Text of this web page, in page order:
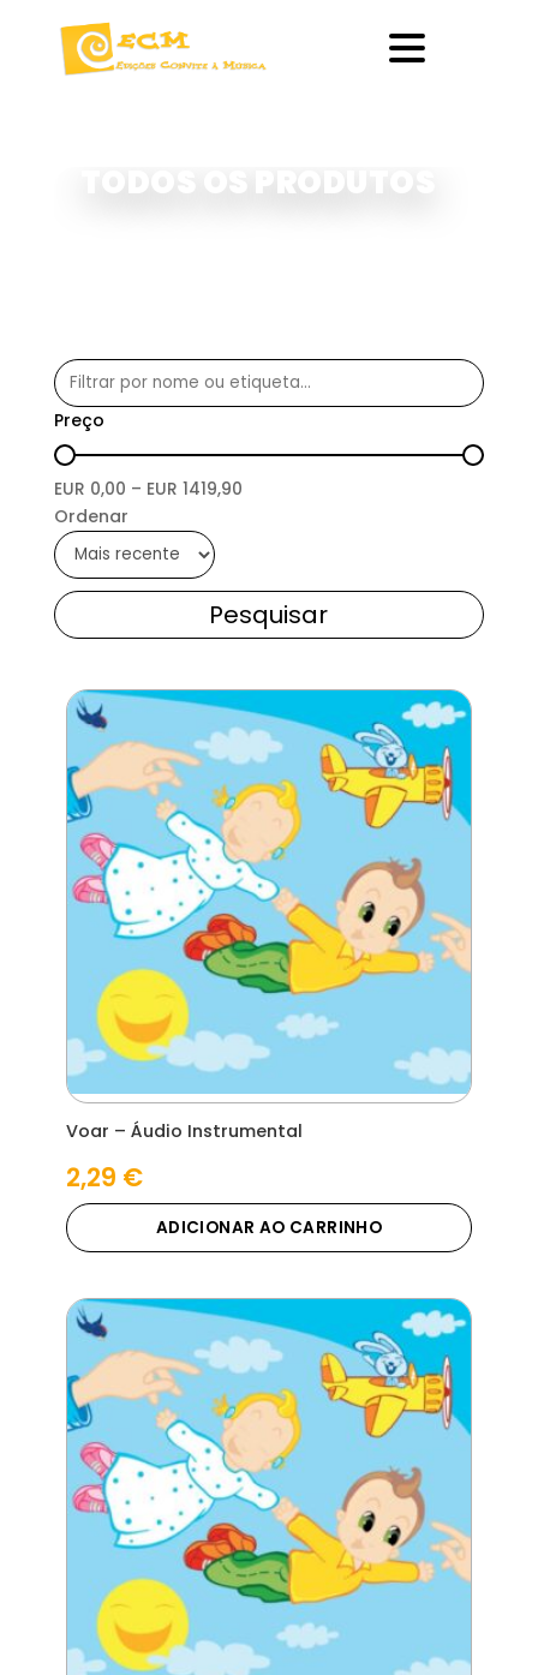
TODOS OS PRODUTOS
Preço
EUR 0,00 – EUR 1419,90
Ordenar
Pesquisar
Voar – Áudio Instrumental
2,29 €
ADICIONAR AO CARRINHO